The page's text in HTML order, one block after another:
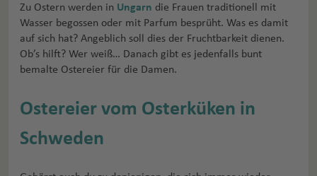
Zu Ostern werden in Ungarn die Frauen traditionell mit
Wasser begossen oder mit Parfum besprüht. Was es damit
auf sich hat? Angeblich soll dies der Fruchtbarkeit dienen.
Ob’s hilft? Wer weiß… Danach gibt es jedenfalls bunt
bemalte Ostereier für die Damen.
Ostereier vom Osterküken in
Schweden